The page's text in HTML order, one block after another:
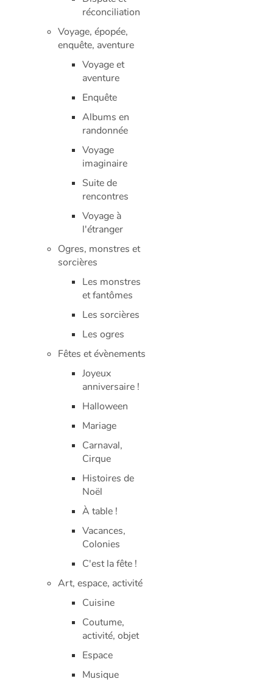
réconciliation
Voyage, épopée,
enquête, aventure
Voyage et
aventure
Enquête
Albums en
randonnée
Voyage
imaginaire
Suite de
rencontres
Voyage à
l'étranger
Ogres, monstres et
sorcières
Les monstres
et fantômes
Les sorcières
Les ogres
Fêtes et évènements
Joyeux
anniversaire !
Halloween
Mariage
Carnaval,
Cirque
Histoires de
Noël
À table !
Vacances,
Colonies
C'est la fête !
Art, espace, activité
Cuisine
Coutume,
activité, objet
Espace
Musique